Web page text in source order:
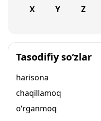
X Y Z
Tasodifiy so‘zlar
harisona
chaqillamoq
o‘rganmoq